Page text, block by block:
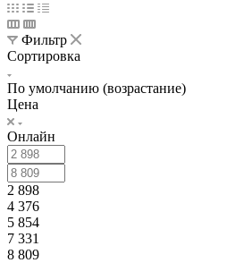
Фильтр
Сортировка
По умолчанию (возрастание)
Цена
Онлайн
2 898
4 376
5 854
7 331
8 809